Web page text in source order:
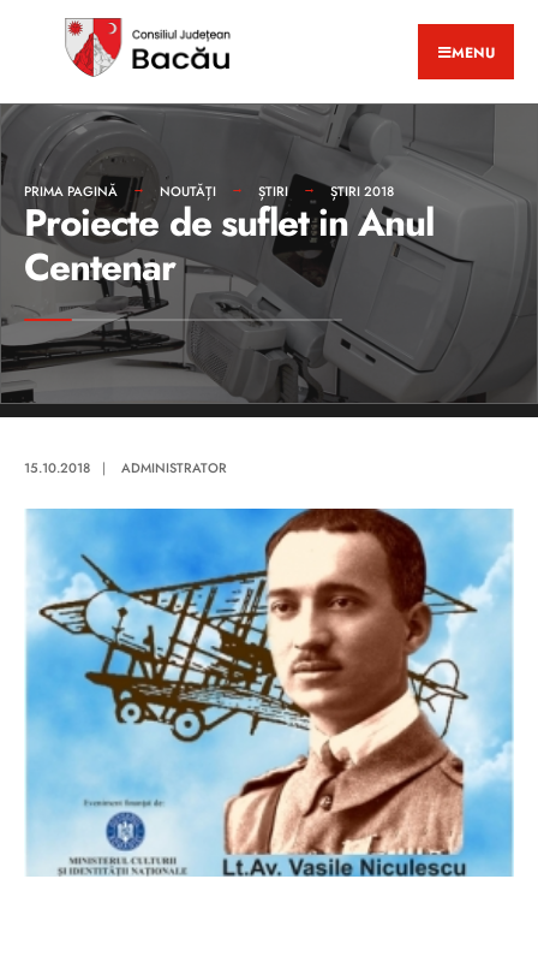
MENU
PRIMA PAGINĂ NOUTĂȚI ȘTIRI ȘTIRI 2018
Proiecte de suflet in Anul
Centenar
15.10.2018 | ADMINISTRATOR